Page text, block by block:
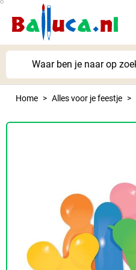
Home Alles voor je feestje